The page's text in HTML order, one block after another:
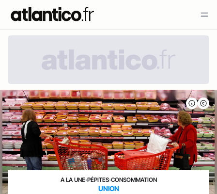
A LA UNE›PÉPITES›CONSOMMATION
UNION